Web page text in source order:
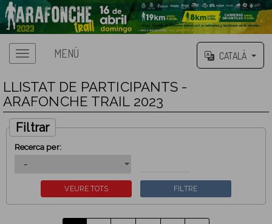
MENÚ CATALÀ
LLISTAT DE PARTICIPANTS -
ARAFONCHE TRAIL 2023
Filtrar
Recerca per: